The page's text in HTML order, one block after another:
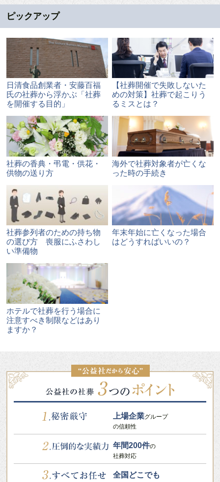
ピックアップ
日清食品創業者・安藤百福
氏の社葬から浮かぶ「社葬
を開催する目的」
【社葬開催で失敗しないた
めの対策】社葬で起こりう
るミスとは？
社葬の香典・弔電・供花・
供物の送り方
海外で社葬対象者が亡くな
った時の手続き
社葬参列者のための持ち物
の選び方 喪服にふさわし
い準備物
年末年始に亡くなった場合
はどうすればいいの？
ホテルで社葬を行う場合に
注意すべき制限などはあり
ますか？
上場企業グループ
の信頼性
年間200件の
社葬対応
全国どこでも